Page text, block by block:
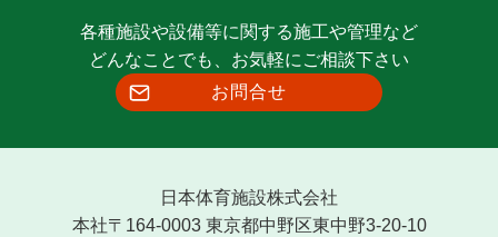
各種施設や設備等に関する施工や管理など
どんなことでも、お気軽にご相談下さい
お問合せ
日本体育施設株式会社
本社〒164-0003 東京都中野区東中野3-20-10